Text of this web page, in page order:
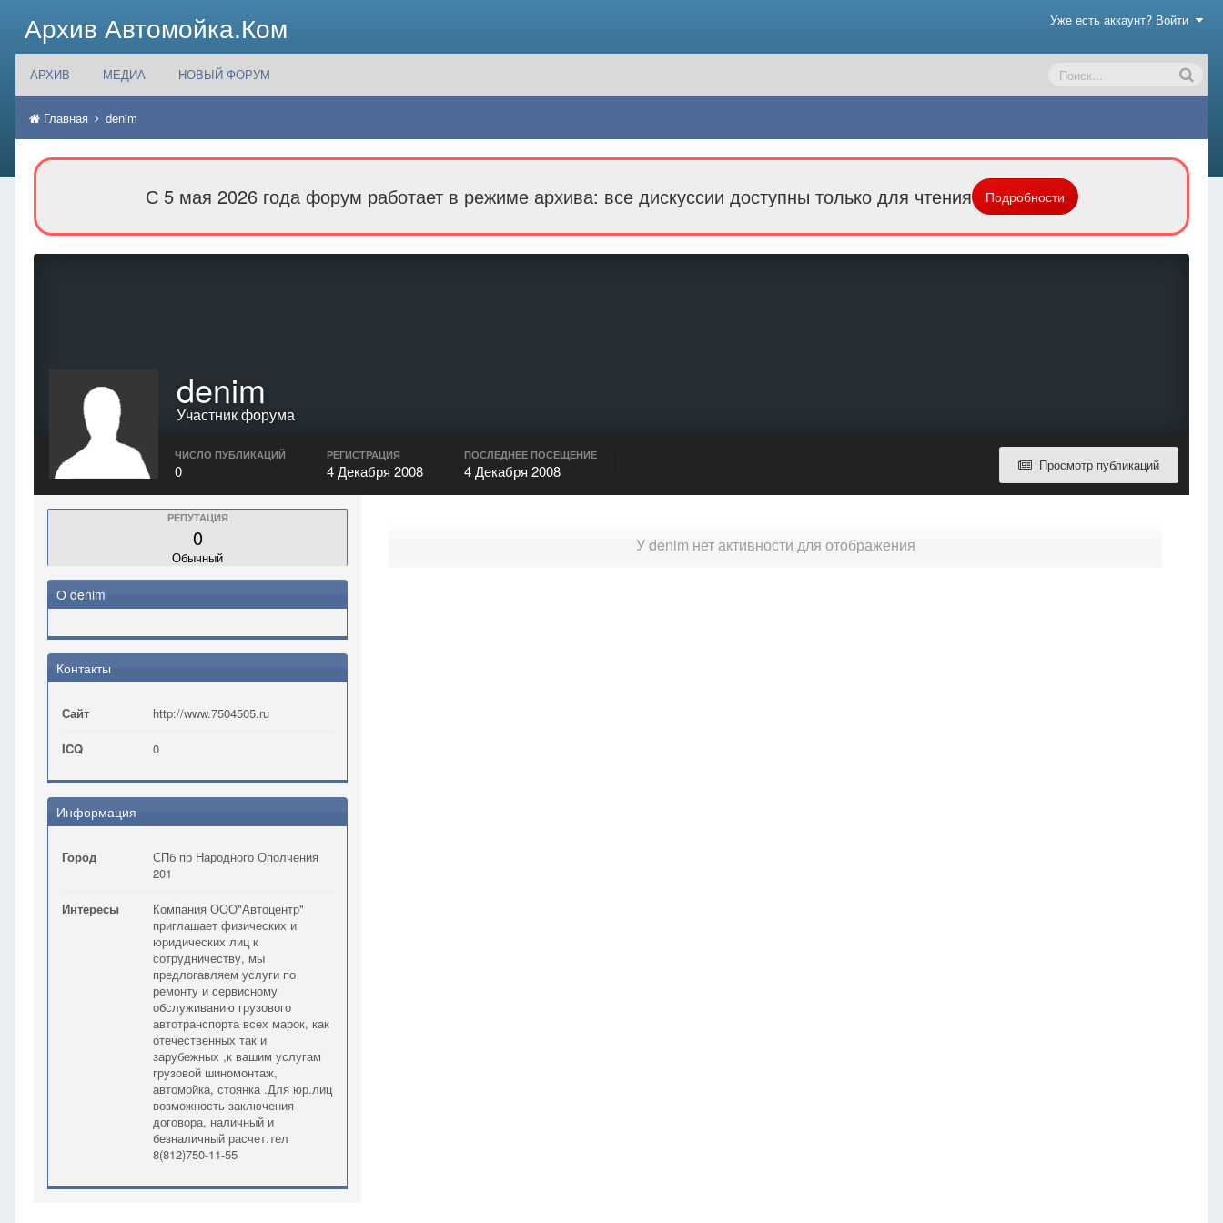
Архив Автомойка.Ком Уже есть аккаунт? Войти
АРХИВ МЕДИА НОВЫЙ ФОРУМ
Главная denim
С 5 мая 2026 года форум работает в режиме архива: все дискуссии доступны только для чтения Подробности
denim
Участник форума
Просмотр публикаций
ЧИСЛО ПУБЛИКАЦИЙ
0
РЕГИСТРАЦИЯ
4 Декабря 2008
ПОСЛЕДНЕЕ ПОСЕЩЕНИЕ
4 Декабря 2008
РЕПУТАЦИЯ
0
Обычный
О denim
Контакты
Сайт http://www.7504505.ru
ICQ 0
Информация
Город
СПб пр Народного Ополчения
201
Интересы
Компания ООО"Автоцентр"
приглашает физических и
юридических лиц к
сотрудничеству, мы
предлогавляем услуги по
ремонту и сервисному
обслуживанию грузового
автотранспорта всех марок, как
отечественных так и
зарубежных ,к вашим услугам
грузовой шиномонтаж,
автомойка, стоянка .Для юр.лиц
возможность заключения
договора, наличный и
безналичный расчет.тел
8(812)750-11-55
У denim нет активности для отображения